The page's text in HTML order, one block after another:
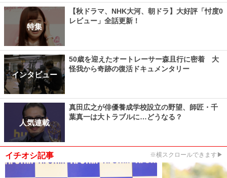
特集
【秋ドラマ、NHK大河、朝ドラ】大好評「忖度0
レビュー」全話更新！
インタビュー
50歳を迎えたオートレーサー森且行に密着 大
怪我から奇跡の復活ドキュメンタリー
人気連載
真田広之が俳優養成学校設立の野望、師匠・千
葉真一は大トラブルに…どうなる？
イチオシ記事 ※横スクロールできます▶